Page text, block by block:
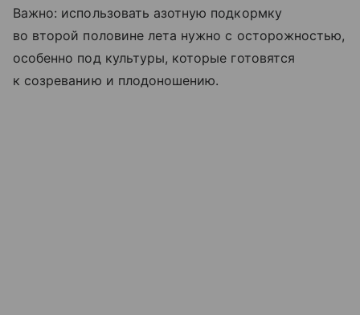
Важно: использовать азотную подкормку
во второй половине лета нужно с осторожностью,
особенно под культуры, которые готовятся
к созреванию и плодоношению.